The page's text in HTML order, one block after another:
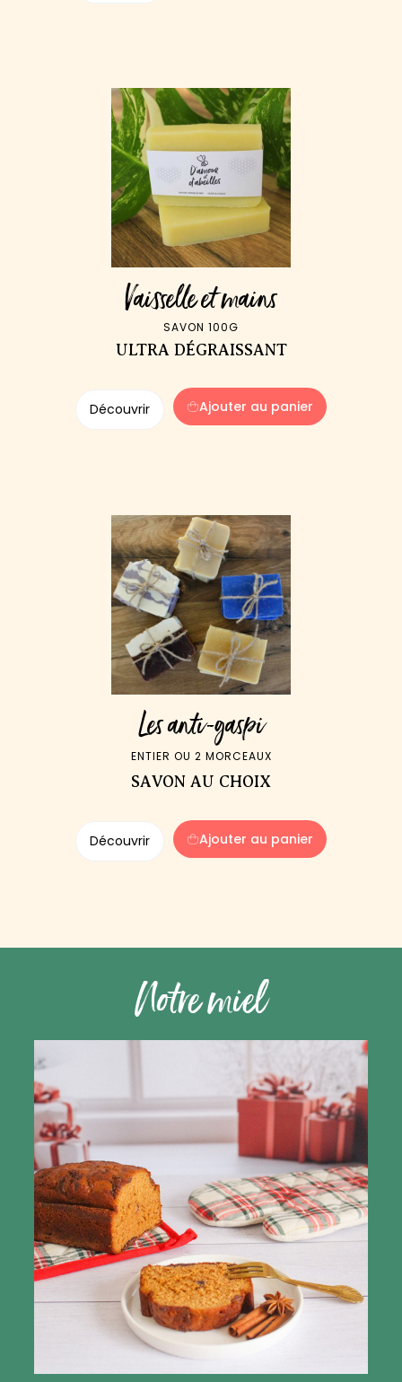
Vaisselle et mains
SAVON 100G
ULTRA DÉGRAISSANT
Découvrir Ajouter au panier
Les anti-gaspi
ENTIER OU 2 MORCEAUX
SAVON AU CHOIX
Découvrir Ajouter au panier
Notre miel